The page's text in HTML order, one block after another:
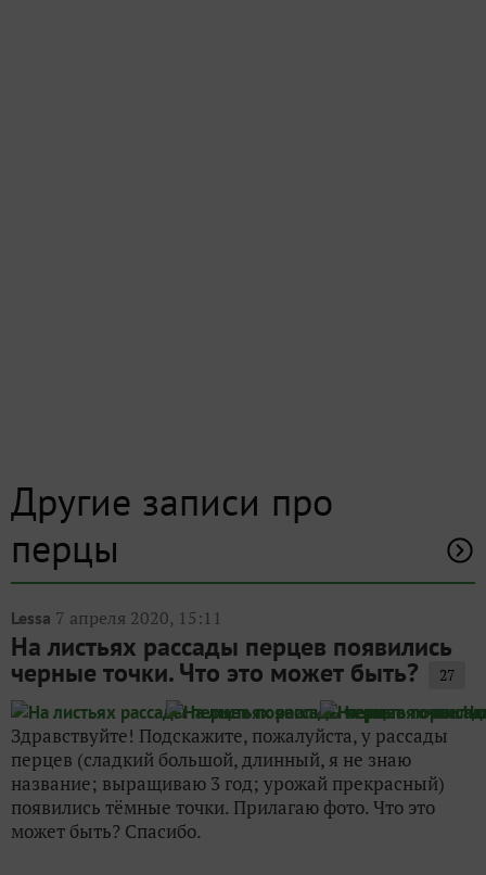
Другие записи про
перцы
Lessa 7 апреля 2020, 15:11
На листьях рассады перцев появились
черные точки. Что это может быть? 27
Здравствуйте! Подскажите, пожалуйста, у рассады
перцев (сладкий большой, длинный, я не знаю
название; выращиваю 3 год; урожай прекрасный)
появились тёмные точки. Прилагаю фото. Что это
может быть? Спасибо.